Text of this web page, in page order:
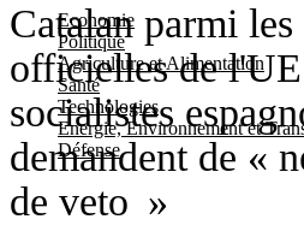
Economie
Politique
Agriculture et Alimentation
Santé
Technologies
Energie, Environnement et
Défense
Catalan parmi les
officielles de
socialistes
demandent de «
de veto »